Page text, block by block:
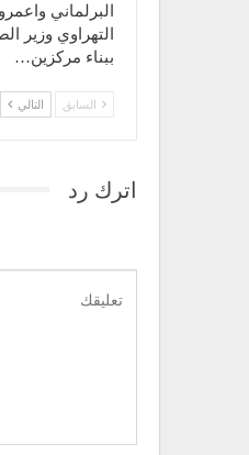
البرلماني
التهراوي وزير
ببناء مركزين…
السابق التالي
اترك رد